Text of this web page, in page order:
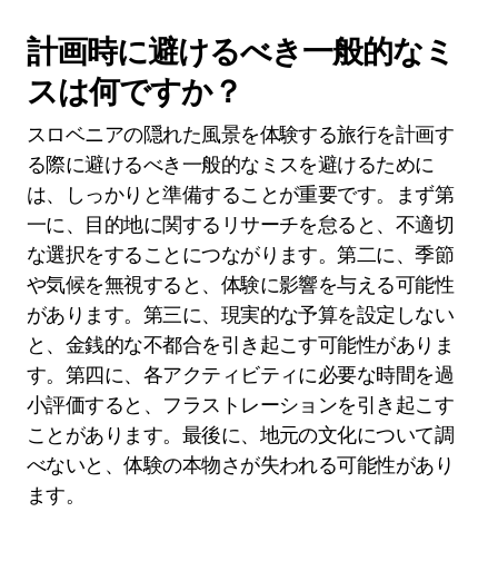
計画時に避けるべき一般的なミ
スは何ですか？
スロベニアの隠れた風景を体験する旅行を計画す
る際に避けるべき一般的なミスを避けるために
は、しっかりと準備することが重要です。まず第
一に、目的地に関するリサーチを怠ると、不適切
な選択をすることにつながります。第二に、季節
や気候を無視すると、体験に影響を与える可能性
があります。第三に、現実的な予算を設定しない
と、金銭的な不都合を引き起こす可能性がありま
す。第四に、各アクティビティに必要な時間を過
小評価すると、フラストレーションを引き起こす
ことがあります。最後に、地元の文化について調
べないと、体験の本物さが失われる可能性があり
ます。